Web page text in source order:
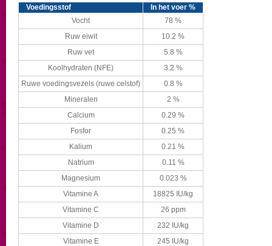
Voedingsstof
In het voer %
Vocht
78 %
Ruw eiwit
10.2 %
Ruw vet
5.8 %
Koolhydraten (NFE)
3.2 %
Ruwe voedingsvezels (ruwe celstof)
0.8 %
Mineralen
2 %
Calcium
0.29 %
Fosfor
0.25 %
Kalium
0.21 %
Natrium
0.11 %
Magnesium
0.023 %
Vitamine A
18825 IU/kg
Vitamine C
26 ppm
Vitamine D
232 IU/kg
Vitamine E
245 IU/kg